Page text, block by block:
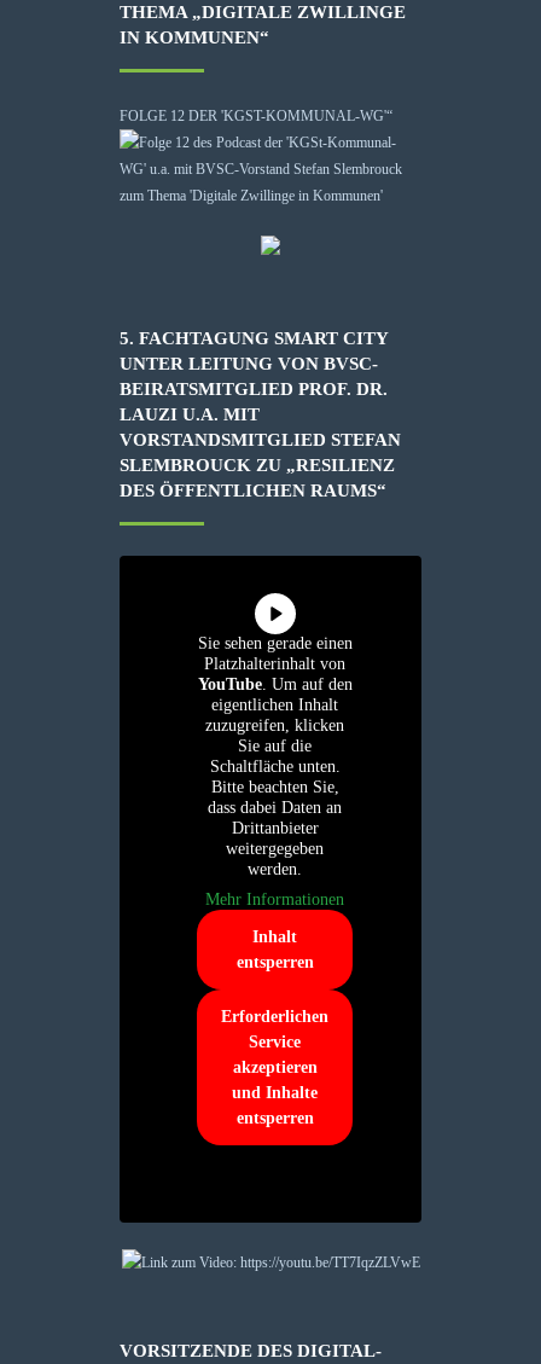
THEMA „DIGITALE ZWILLINGE
IN KOMMUNEN“
FOLGE 12 DER 'KGST-KOMMUNAL-WG'“
5. FACHTAGUNG SMART CITY
UNTER LEITUNG VON BVSC-
BEIRATSMITGLIED PROF. DR.
LAUZI U.A. MIT
VORSTANDSMITGLIED STEFAN
SLEMBROUCK ZU „RESILIENZ
DES ÖFFENTLICHEN RAUMS“
Sie sehen gerade einen
Platzhalterinhalt von
YouTube. Um auf den
eigentlichen Inhalt
zuzugreifen, klicken
Sie auf die
Schaltfläche unten.
Bitte beachten Sie,
dass dabei Daten an
Drittanbieter
weitergegeben
werden.
Mehr Informationen
Inhalt
entsperren
Erforderlichen
Service
akzeptieren
und Inhalte
entsperren
VORSITZENDE DES DIGITAL-